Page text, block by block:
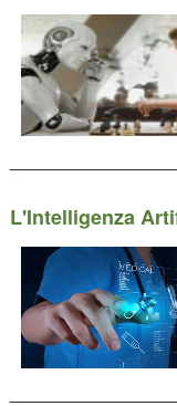
L'Intelligenza